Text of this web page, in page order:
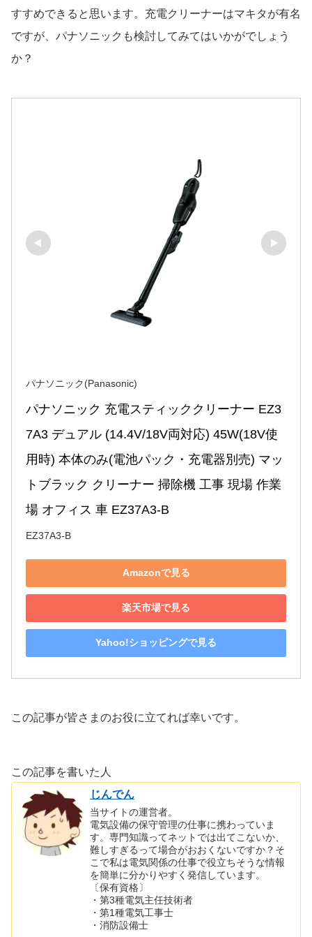
すすめできると思います。充電クリーナーはマキタが有名
ですが、パナソニックも検討してみてはいかがでしょう
か？
パナソニック(Panasonic)
パナソニック 充電スティッククリーナー EZ3
7A3 デュアル (14.4V/18V両対応) 45W(18V使
用時) 本体のみ(電池パック・充電器別売) マッ
トブラック クリーナー 掃除機 工事 現場 作業
場 オフィス 車 EZ37A3-B
EZ37A3-B
Amazonで見る
楽天市場で見る
Yahoo!ショッピングで見る
この記事が皆さまのお役に立てれば幸いです。
この記事を書いた人
じんでん
当サイトの運営者。
電気設備の保守管理の仕事に携わっていま
す。専門知識ってネットでは出てこないか、
難しすぎるって場合がおおくないですか？そ
こで私は電気関係の仕事で役立ちそうな情報
を簡単に分かりやすく発信しています。
〔保有資格〕
・第3種電気主任技術者
・第1種電気工事士
・消防設備士